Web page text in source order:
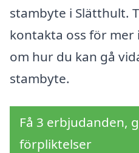
stambyte i Slätthult.
kontakta oss för
om hur du kan gå
stambyte.
Få 3 erbjudanden,
förpliktelser